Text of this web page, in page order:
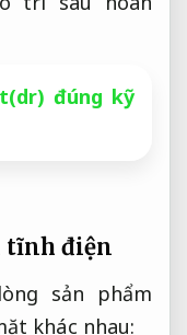
đúng kỹ
tĩnh điện
sản phẩm
khác nhau: